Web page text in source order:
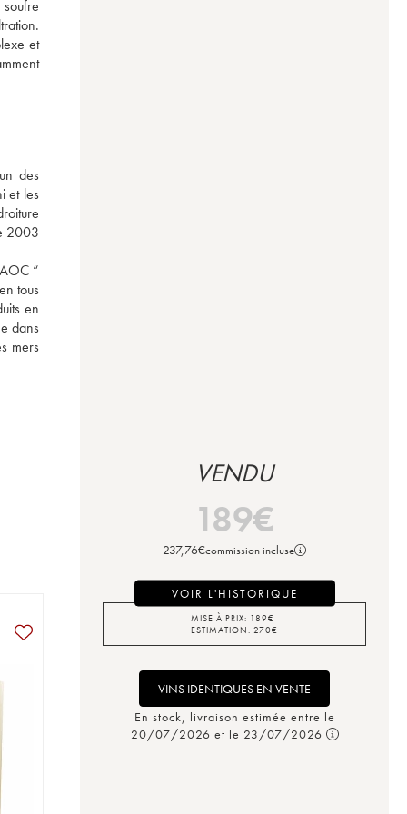
et
des
et les
2003
“
tous
en
dans
mers
VENDU
189€
237,76€commission incluse
VOIR L'HISTORIQUE
MISE À PRIX: 189€
ESTIMATION: 270€
VINS IDENTIQUES EN VENTE
En stock, livraison estimée entre le
20/07/2026 et le 23/07/2026